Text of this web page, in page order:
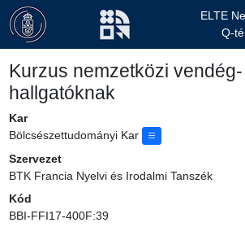
ELTE
Q-
Kurzus nemzetközi
hallgatóknak
Kar
Bölcsészettudományi Kar
Szervezet
BTK Francia Nyelvi és Irodalmi Tanszék
Kód
BBI-FFI17-400F:39